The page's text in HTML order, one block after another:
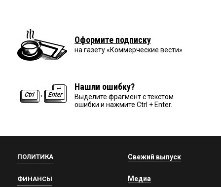
Оформите подписку
на газету «Коммерческие вести»
Нашли ошибку?
Выделите фрагмент с текстом
ошибки и нажмите Ctrl + Enter.
ПОЛИТИКА
ФИНАНСЫ
Свежий выпуск
Медиа